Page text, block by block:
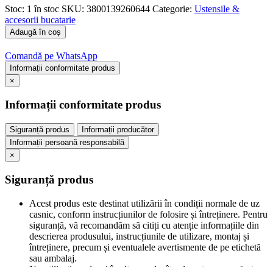
Stoc: 1 în stoc SKU: 3800139260644 Categorie: Ustensile &
accesorii bucatarie
Adaugă în coș
Comandă pe WhatsApp
Informații conformitate produs
×
Informații conformitate produs
Siguranță produs
Informații producător
Informații persoană responsabilă
×
Siguranță produs
Acest produs este destinat utilizării în condiții normale de uz
casnic, conform instrucțiunilor de folosire și întreținere. Pentru
siguranță, vă recomandăm să citiți cu atenție informațiile din
descrierea produsului, instrucțiunile de utilizare, montaj și
întreținere, precum și eventualele avertismente de pe etichetă
sau ambalaj.